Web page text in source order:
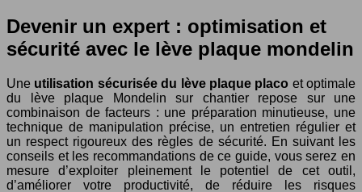
Devenir un expert : optimisation et
sécurité avec le lève plaque mondelin
Une utilisation sécurisée du lève plaque placo et optimale
du lève plaque Mondelin sur chantier repose sur une
combinaison de facteurs : une préparation minutieuse, une
technique de manipulation précise, un entretien régulier et
un respect rigoureux des règles de sécurité. En suivant les
conseils et les recommandations de ce guide, vous serez en
mesure d’exploiter pleinement le potentiel de cet outil,
d’améliorer votre productivité, de réduire les risques